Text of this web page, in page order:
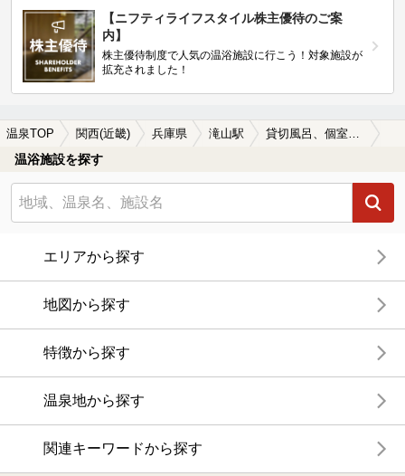
【ニフティライフスタイル株主優待のご案
内】
株主優待制度で人気の温浴施設に行こう！対象施設が
拡充されました！
温泉TOP 関西(近畿) 兵庫県 滝山駅
温浴施設を探す
エリアから探す
地図から探す
特徴から探す
温泉地から探す
関連キーワードから探す